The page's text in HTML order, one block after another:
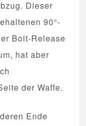
Dieser
90°-
Bolt-Release
hat aber
der Waffe.
Ende